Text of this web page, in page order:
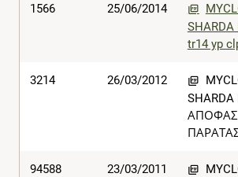
1566 25/06/2014
SHARDA
tr14 yp
3214 26/03/2012
SHARDA
94588 23/03/2011